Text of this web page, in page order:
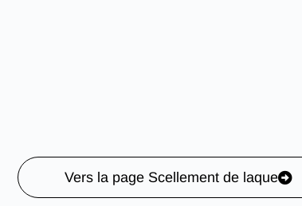
Vers la page Scellement de laque